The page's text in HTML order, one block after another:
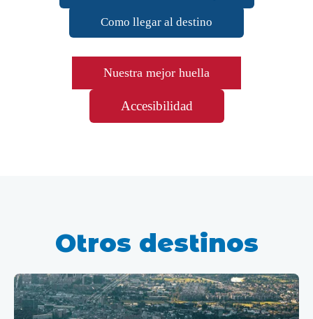
Como llegar al destino
Nuestra mejor huella
Accesibilidad
Otros destinos